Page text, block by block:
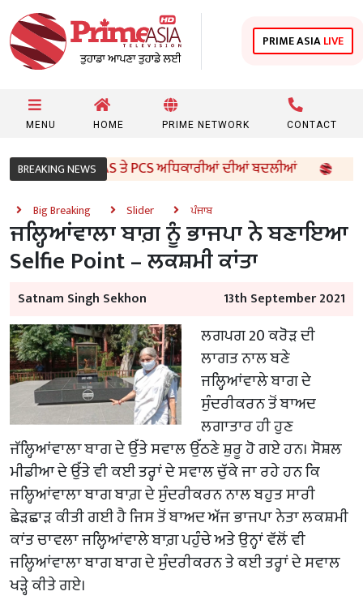
PRIME ASIALIVE
MENU HOME PRIME NETWORK CONTACT
BREAKING NEWS
ਵੱਲੋਂ 96 IAS ਤੇ PCS ਅਧਿਕਾਰੀਆਂ ਦੀਆਂ ਬਦਲੀਆਂ
Big Breaking Slider ਪੰਜਾਬ
ਜਲ੍ਹਿਆਂਵਾਲਾ ਬਾਗ਼ ਨੂੰ ਭਾਜਪਾ ਨੇ ਬਣਾਇਆ
Selfie Point – ਲਕਸ਼ਮੀ ਕਾਂਤਾ
Satnam Singh Sekhon 13th September 2021
ਲਗਪਗ 20 ਕਰੋੜ ਦੀ
ਲਾਗਤ ਨਾਲ ਬਣੇ
ਜਲ੍ਹਿਆਂਵਾਲੇ ਬਾਗ ਦੇ
ਸੁੰਦਰੀਕਰਨ ਤੋਂ ਬਾਅਦ
ਲਗਾਤਾਰ ਹੀ ਹੁਣ
ਜੱਲ੍ਹਿਆਂਵਾਲਾ ਬਾਗ ਦੇ ਉੱਤੇ ਸਵਾਲ ਉੱਠਣੇ ਸ਼ੁਰੂ ਹੋ ਗਏ ਹਨ। ਸੋਸ਼ਲ
ਮੀਡੀਆ ਦੇ ਉੱਤੇ ਵੀ ਕਈ ਤਰ੍ਹਾਂ ਦੇ ਸਵਾਲ ਚੁੱਕੇ ਜਾ ਰਹੇ ਹਨ ਕਿ
ਜਲ੍ਹਿਆਂਵਾਲਾ ਬਾਗ ਬਾਗ਼ ਦੇ ਸੁੰਦਰੀਕਰਨ ਨਾਲ ਬਹੁਤ ਸਾਰੀ
ਛੇੜਛਾੜ ਕੀਤੀ ਗਈ ਹੈ ਜਿਸ ਤੋਂ ਬਾਅਦ ਅੱਜ ਭਾਜਪਾ ਨੇਤਾ ਲਕਸ਼ਮੀ
ਕਾਂਤ ਚਾਵਲਾ ਜਲ੍ਹਿਆਂਵਾਲੇ ਬਾਗ਼ ਪਹੁੰਚੇ ਅਤੇ ਉਨ੍ਹਾਂ ਵੱਲੋਂ ਵੀ
ਜਲ੍ਹਿਆਂਵਾਲਾ ਬਾਗ ਬਾਗ ਦੇ ਸੁੰਦਰੀਕਰਨ ਤੇ ਕਈ ਤਰ੍ਹਾਂ ਦੇ ਸਵਾਲ
ਖੜ੍ਹੇ ਕੀਤੇ ਗਏ।